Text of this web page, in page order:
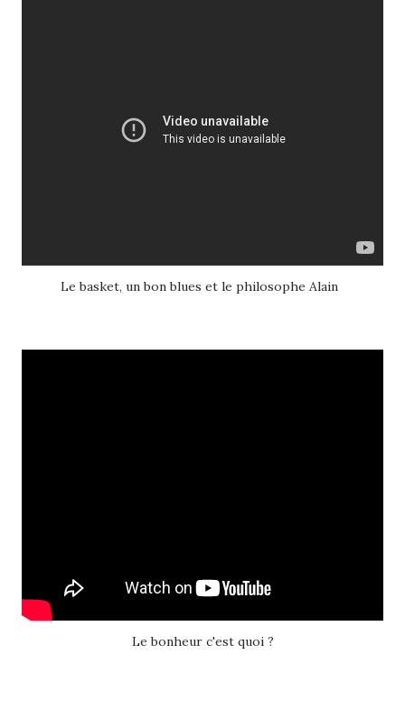
Le basket, un bon blues et le philosophe Alain
Le bonheur c'est quoi ?